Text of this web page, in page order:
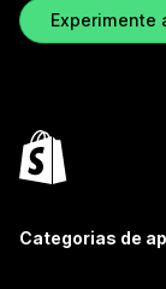
Experimente
Categorias de